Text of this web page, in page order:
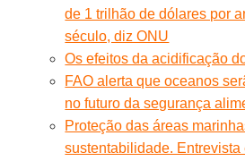
de 1 trilhão de dólares por
século, diz ONU
Os efeitos da acidificação
FAO alerta que oceanos
no futuro da segurança
Proteção das áreas
sustentabilidade. Entrevista